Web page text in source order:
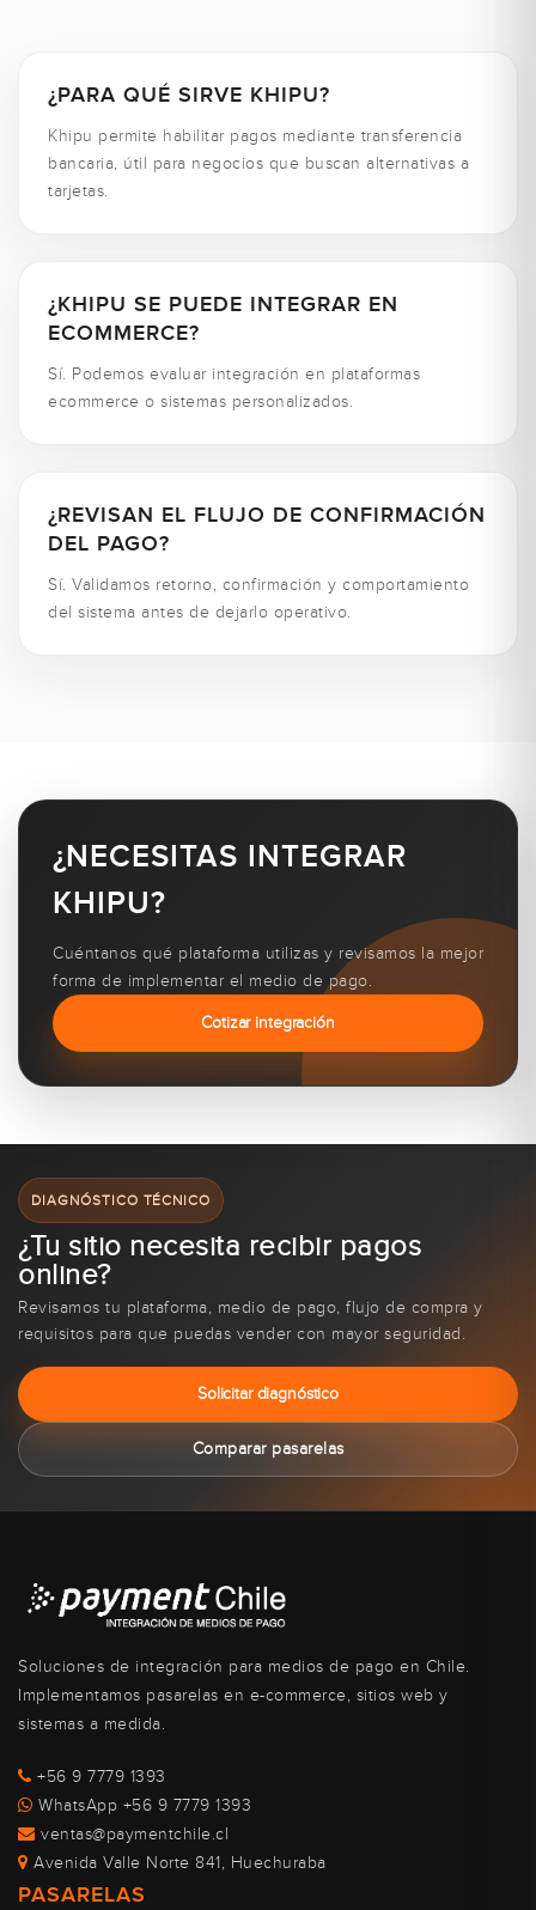
¿PARA QUÉ SIRVE KHIPU?
Khipu permite habilitar pagos mediante transferencia
bancaria, útil para negocios que buscan alternativas a
tarjetas.
¿KHIPU SE PUEDE INTEGRAR EN
ECOMMERCE?
Sí. Podemos evaluar integración en plataformas
ecommerce o sistemas personalizados.
¿REVISAN EL FLUJO DE CONFIRMACIÓN
DEL PAGO?
Sí. Validamos retorno, confirmación y comportamiento
del sistema antes de dejarlo operativo.
¿NECESITAS INTEGRAR
KHIPU?
Cuéntanos qué plataforma utilizas y revisamos la mejor
forma de implementar el medio de pago.
Cotizar integración
DIAGNÓSTICO TÉCNICO
¿Tu sitio necesita recibir pagos
online?
Revisamos tu plataforma, medio de pago, flujo de compra y
requisitos para que puedas vender con mayor seguridad.
Solicitar diagnóstico
Comparar pasarelas
Soluciones de integración para medios de pago en Chile.
Implementamos pasarelas en e-commerce, sitios web y
sistemas a medida.
+56 9 7779 1393
WhatsApp +56 9 7779 1393
ventas@paymentchile.cl
Avenida Valle Norte 841, Huechuraba
PASARELAS